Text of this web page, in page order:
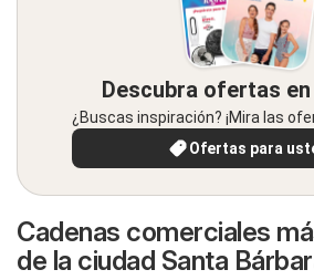
Descubra ofertas
¿Buscas inspiración? ¡Mira las
Ofertas para
Cadenas comerciales
de la ciudad Santa